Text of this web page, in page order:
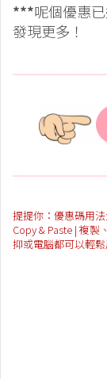
***呢個優惠
發現更多！
提提你：優惠碼用
Copy & Paste | 複
抑或電腦都可以輕鬆